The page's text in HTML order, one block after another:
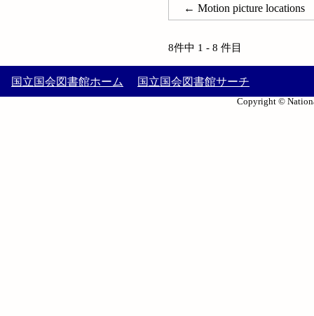
← Motion picture locations
8件中 1 - 8 件目
国立国会図書館ホーム 国立国会図書館サーチ
Copyright ©